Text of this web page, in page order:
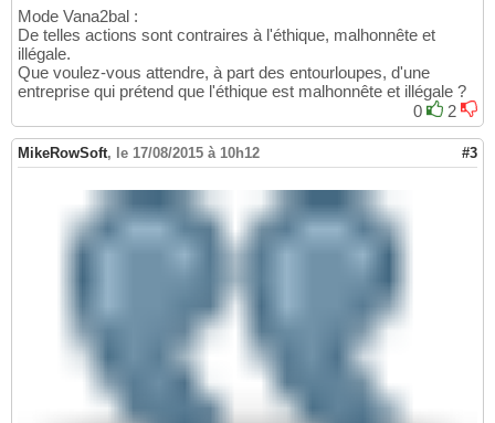
Mode Vana2bal :
De telles actions sont contraires à l'éthique, malhonnête et
illégale.
Que voulez-vous attendre, à part des entourloupes, d'une
entreprise qui prétend que l'éthique est malhonnête et illégale ?
0
2
MikeRowSoft, le 17/08/2015 à 10h12 #3